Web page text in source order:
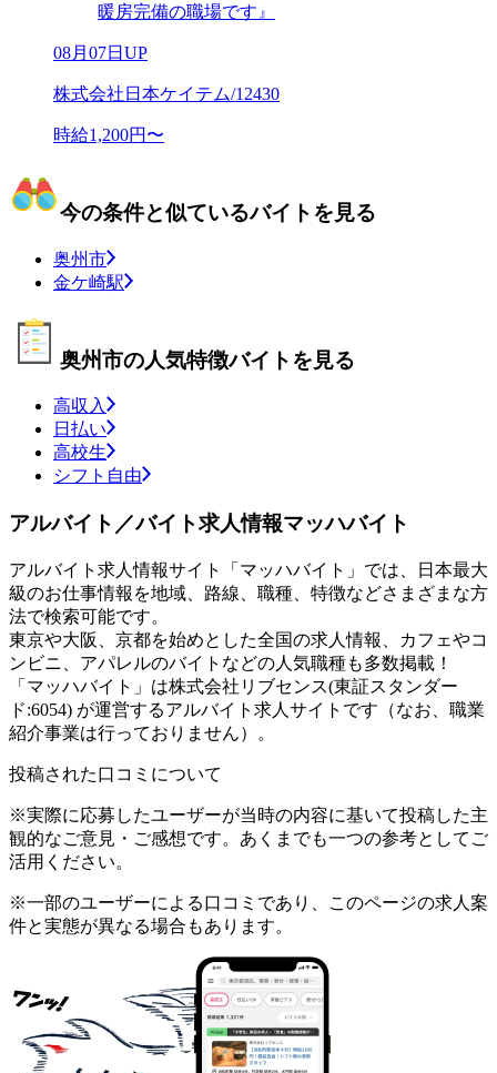
暖房完備の職場です』
08月07日UP
株式会社日本ケイテム/12430
時給1,200円〜
今の条件と似ているバイトを見る
奥州市
金ケ崎駅
奥州市の人気特徴バイトを見る
高収入
日払い
高校生
シフト自由
アルバイト／バイト求人情報マッハバイト
アルバイト求人情報サイト「マッハバイト」では、日本最大
級のお仕事情報を地域、路線、職種、特徴などさまざまな方
法で検索可能です。
東京や大阪、京都を始めとした全国の求人情報、カフェやコ
ンビニ、アパレルのバイトなどの人気職種も多数掲載！
「マッハバイト」は株式会社リブセンス(東証スタンダー
ド:6054) が運営するアルバイト求人サイトです（なお、職業
紹介事業は行っておりません）。
投稿された口コミについて
※実際に応募したユーザーが当時の内容に基いて投稿した主
観的なご意見・ご感想です。あくまでも一つの参考としてご
活用ください。
※一部のユーザーによる口コミであり、このページの求人案
件と実態が異なる場合もあります。